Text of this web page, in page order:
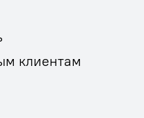
клиентам